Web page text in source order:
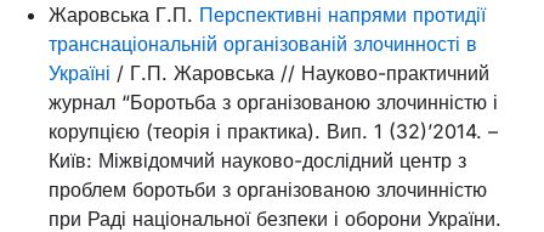
Жаровська Г.П. Перспективні напрями протидії
транснаціональній організованій злочинності в
Україні / Г.П. Жаровська // Науково-практичний
журнал “Боротьба з організованою злочинністю і
корупцією (теорія і практика). Вип. 1 (32)’2014. –
Київ: Міжвідомчий науково-дослідний центр з
проблем боротьби з організованою злочинністю
при Раді національної безпеки і оборони України.